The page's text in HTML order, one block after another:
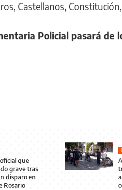
Castellanos,
Policial pasará de
que
grave tras
disparo en
Rosario